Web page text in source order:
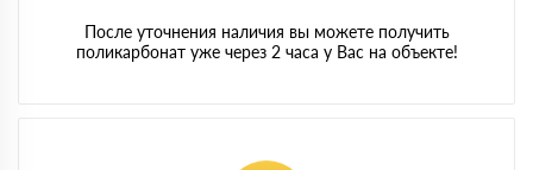
После уточнения наличия вы можете получить
поликарбонат уже через 2 часа у Вас на объекте!